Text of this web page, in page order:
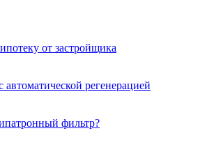
от застройщика
регенерацией
фильтр?